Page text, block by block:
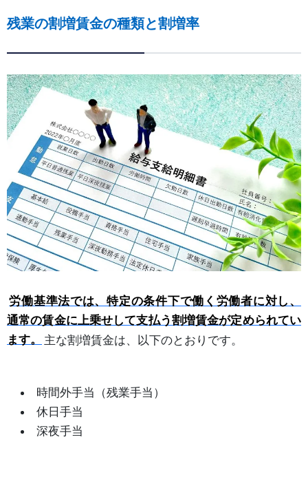
残業の割増賃金の種類と割増率
労働基準法では、特定の条件下で働く労働者に対し、
通常の賃金に上乗せして支払う割増賃金が定められてい
ます。
主な割増賃金は、以下のとおりです。
時間外手当（残業手当）
休日手当
深夜手当